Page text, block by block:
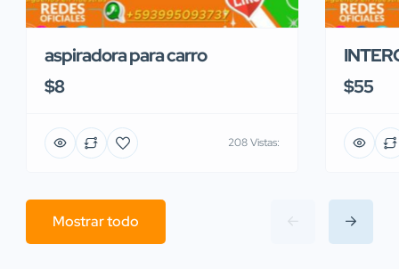
aspiradora para carro
$8
208 Vistas:
$55
Mostrar todo